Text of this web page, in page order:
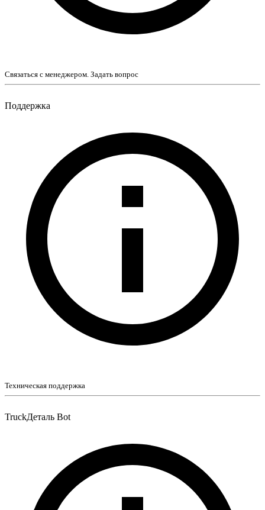
Связаться с менеджером. Задать вопрос
Поддержка
Техническая поддержка
TruckДеталь Bot